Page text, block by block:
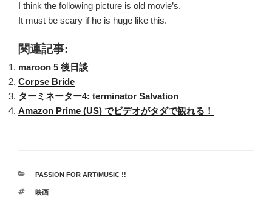
I think the following picture is old movie’s.
It must be scary if he is huge like this.
関連記事:
maroon 5 後日談
Corpse Bride
ターミネーター4: terminator Salvation
Amazon Prime (US) でビデオがタダで観れる！
カ
ゴ
PASSION FOR ART/MUSIC !!
タ
映画